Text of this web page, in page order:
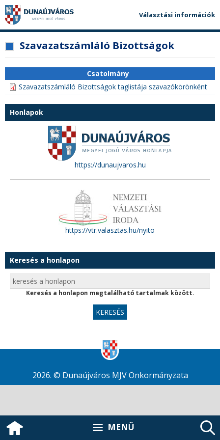
Ugrás
tartalomhoz
Ugrás
navigációhoz
Ugrás
kereséshez
a
honlapon
Választási információk
MENÜ
fő
tartalom
Szavazatszámláló Bizottságok
Csatolmány
Szavazatszámláló Bizottságok taglistája szavazókörönként
Honlapok
https://dunaujvaros.hu
https://vtr.valasztas.hu/nyito
Keresés a honlapon
Keresés a honlapon megtalálható tartalmak között.
2026. © Dunaújváros MJV Önkormányzata